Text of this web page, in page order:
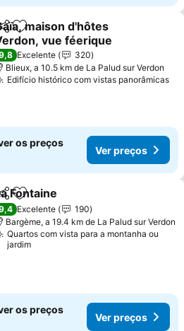
Adicionar aos favoritos
maison d'hôtes
vue féerique
preços
Excelente
320
Blieux, a 10.5 km de La Palud sur Verdon
Edifício histórico com vistas panorâmicas
os preços
Ver preços
Adicionar aos favoritos
Fontaine
Excelente
190
Bargème, a 19.4 km de La Palud sur Verdon
Quartos com vista para a montanha ou
jardim
os preços
Ver preços